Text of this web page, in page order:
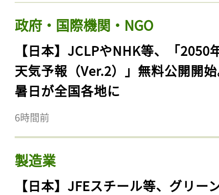
政府・国際機関・NGO
【日本】JCLPやNHK等、「2050
天気予報（Ver.2）」無料公開開
暑日が全国各地に
6時間前
製造業
【日本】JFEスチール等、グリー